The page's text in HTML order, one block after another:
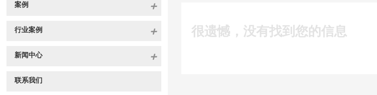
很遗憾，没有找到您的信息
案例
行业案例
新闻中心
联系我们